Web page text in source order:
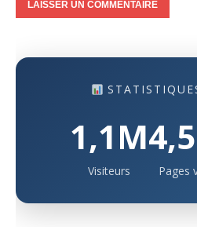
1,1M
Visiteurs Pages